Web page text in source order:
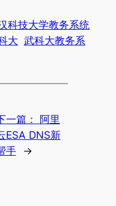
科技大学教务系统
大 武科大教务系
一篇：
阿里
ESA DNS新
手
→